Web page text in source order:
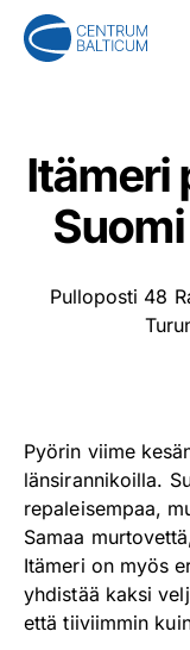
Skip
Itämeri
Pulloposti 48
Pyörin viime
länsirannikoilla.
repaleisempaa,
Samaa
Itämeri on myös
yhdistää kaksi
että tiiviimmin